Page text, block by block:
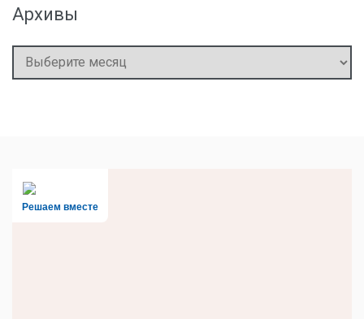
Архивы
Архивы
Решаем вместе